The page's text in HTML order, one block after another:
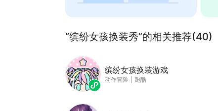
“缤纷女孩换装秀”的相关推荐(40)
缤纷女孩换装游戏
动作冒险 跑酷